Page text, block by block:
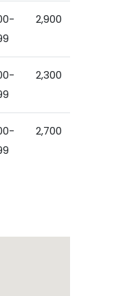
2,900
2,300
2,700